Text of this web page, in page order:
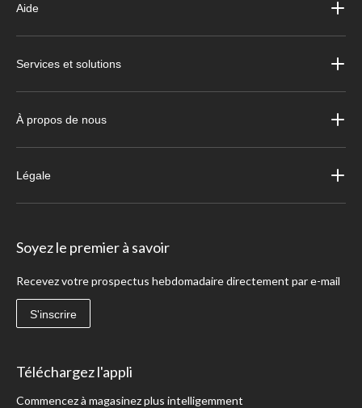
Aide
Services et solutions
À propos de nous
Légale
Soyez le premier à savoir
Recevez votre prospectus hebdomadaire directement par e-mail
S'inscrire
Téléchargez l'appli
Commencez à magasinez plus intelligemment